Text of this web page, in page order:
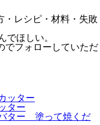
・レシピ・材料・失敗
でほしい。
でフォローしていただ
ター